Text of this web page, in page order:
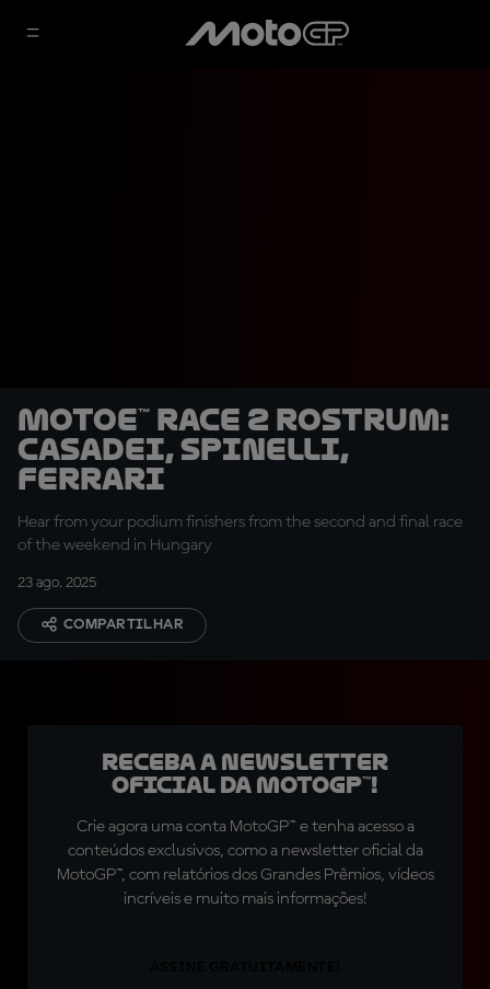
MotoE™ Race 2 rostrum:
Casadei, Spinelli,
Ferrari
Hear from your podium finishers from the second and final race
of the weekend in Hungary
23 ago. 2025
COMPARTILHAR
Receba a newsletter
oficial da MotoGP™!
Crie agora uma conta MotoGP™ e tenha acesso a
conteúdos exclusivos, como a newsletter oficial da
MotoGP™, com relatórios dos Grandes Prêmios, vídeos
incríveis e muito mais informações!